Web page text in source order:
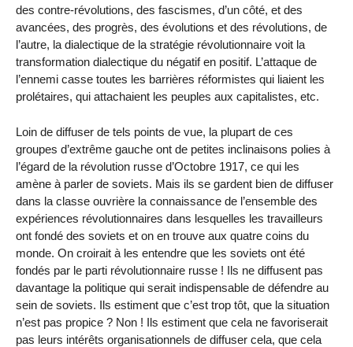
des contre-révolutions, des fascismes, d’un côté, et des
avancées, des progrès, des évolutions et des révolutions, de
l’autre, la dialectique de la stratégie révolutionnaire voit la
transformation dialectique du négatif en positif. L’attaque de
l’ennemi casse toutes les barrières réformistes qui liaient les
prolétaires, qui attachaient les peuples aux capitalistes, etc.
Loin de diffuser de tels points de vue, la plupart de ces
groupes d’extrême gauche ont de petites inclinaisons polies à
l’égard de la révolution russe d’Octobre 1917, ce qui les
amène à parler de soviets. Mais ils se gardent bien de diffuser
dans la classe ouvrière la connaissance de l’ensemble des
expériences révolutionnaires dans lesquelles les travailleurs
ont fondé des soviets et on en trouve aux quatre coins du
monde. On croirait à les entendre que les soviets ont été
fondés par le parti révolutionnaire russe ! Ils ne diffusent pas
davantage la politique qui serait indispensable de défendre au
sein de soviets. Ils estiment que c’est trop tôt, que la situation
n’est pas propice ? Non ! Ils estiment que cela ne favoriserait
pas leurs intérêts organisationnels de diffuser cela, que cela